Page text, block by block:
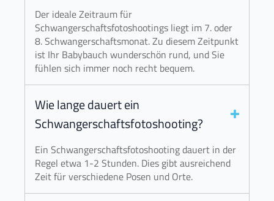
Der ideale Zeitraum für
Schwangerschaftsfotoshootings liegt im 7. oder
8. Schwangerschaftsmonat. Zu diesem Zeitpunkt
ist Ihr Babybauch wunderschön rund, und Sie
fühlen sich immer noch recht bequem.
Wie lange dauert ein
Schwangerschaftsfotoshooting?
Ein Schwangerschaftsfotoshooting dauert in der
Regel etwa 1-2 Stunden. Dies gibt ausreichend
Zeit für verschiedene Posen und Orte.